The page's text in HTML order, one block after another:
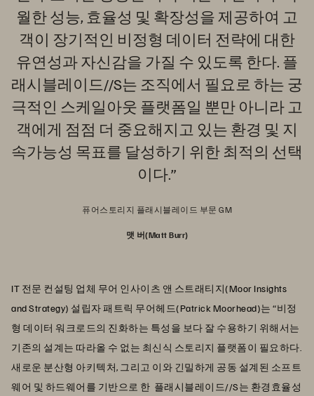
월한 성능, 효율성 및 확장성을 제공하여 고
객이 장기적인 비정형 데이터 전략에 대한
유연성과 자신감을 가질 수 있도록 한다. 플
래시블레이드//S는 조직에서 필요로 하는 궁
극적인 스케일아웃 플랫폼일 뿐만 아니라 고
객에게 점점 더 중요해지고 있는 환경 및 지
속가능성 목표를 달성하기 위한 최적의 선택
이다.”
퓨어스토리지 플래시블레이드 부문 GM
맷 버(Matt Burr)
IT 전문 컨설팅 업체 무어 인사이츠 앤 스트래티지(Moor Insights
and Strategy) 설립자 패트릭 무어헤드(Patrick Moorhead)는 “비정
형 데이터 워크로드의 진화하는 특성을 보다 잘 수용하기 위해서는
기존의 설계는 따라올 수 없는 최신식 스토리지 플랫폼이 필요하다.
새로운 분산형 아키텍처, 그리고 이와 긴밀하게 공동 설계된 소프트
웨어 및 하드웨어를 기반으로 한 플래시블레이드//S는 환경효율성